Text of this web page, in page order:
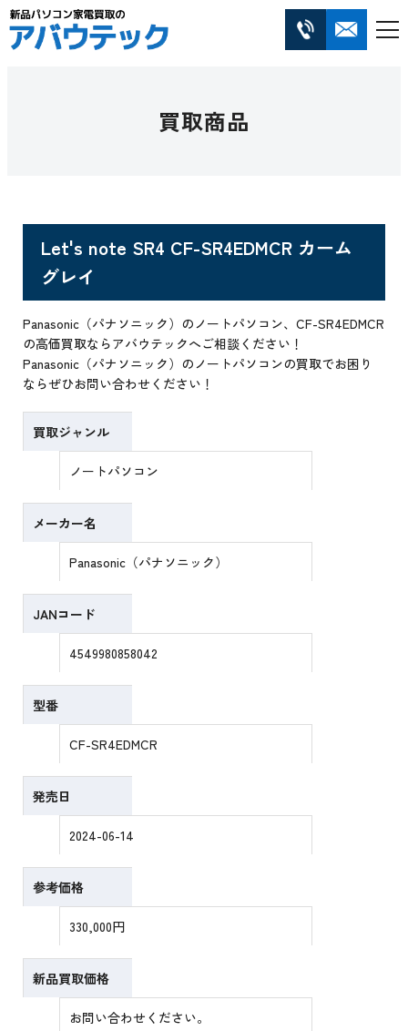
買取商品
Let's note SR4 CF-SR4EDMCR カーム
グレイ
Panasonic（パナソニック）のノートパソコン、CF-SR4EDMCR
の高価買取ならアバウテックへご相談ください！
Panasonic（パナソニック）のノートパソコンの買取でお困り
ならぜひお問い合わせください！
買取ジャンル
ノートパソコン
メーカー名
Panasonic（パナソニック）
JANコード
4549980858042
型番
CF-SR4EDMCR
発売日
2024-06-14
参考価格
330,000円
新品買取価格
お問い合わせください。